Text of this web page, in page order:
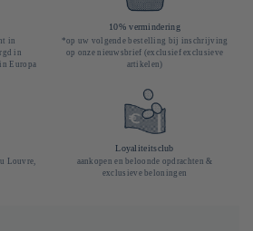
in
in
Europa
10% vermindering
*op uw volgende bestelling bij inschrijving
op onze nieuwsbrief (exclusief exclusieve
artikelen)
Louvre,
Loyaliteitsclub
aankopen en beloonde opdrachten &
exclusieve beloningen